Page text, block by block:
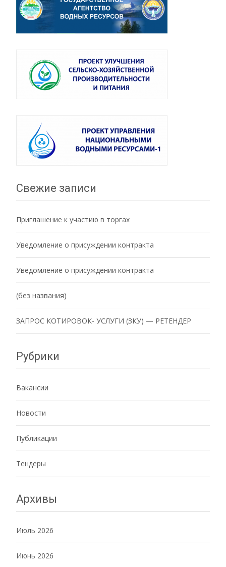
Свежие записи
Приглашение к участию в торгах
Уведомление о присуждении контракта
Уведомление о присуждении контракта
(без названия)
ЗАПРОС КОТИРОВОК- УСЛУГИ (ЗКУ) — РЕТЕНДЕР
Рубрики
Вакансии
Новости
Публикации
Тендеры
Архивы
Июль 2026
Июнь 2026